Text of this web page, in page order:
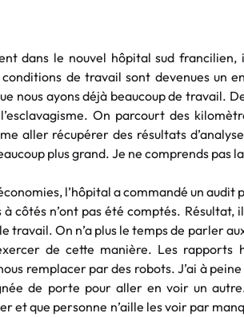
dans le nouvel hôpital sudfrancilien,
conditions de travail sont devenues un
nous ayons déjà beaucoup de travail.
On parcourt des
aller récupérer des résultats
plus grand. Je ne comprends pas
l’hôpital a commandé un
à côtés n’ont pas été comptés.
travail. On n’a plus le temps de parler
de cette manière. Les rapports
remplacer par des robots. J’ai à peine
de porte pour aller en voir un
et que personne n’aille les voir par